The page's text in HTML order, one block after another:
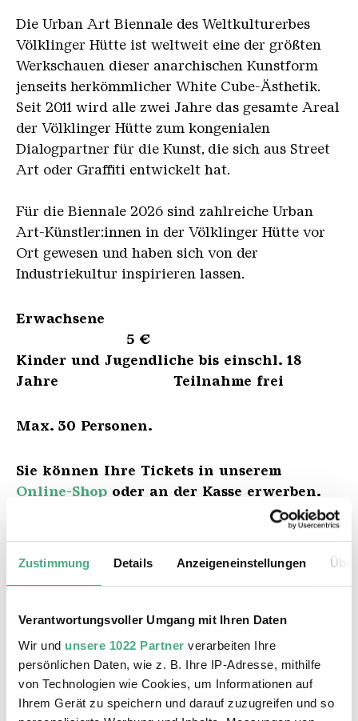
Zustimmung Details Anzeigeneinstellungen
Verantwortungsvoller Umgang mit Ihren Daten
Wir und unsere 1022 Partner verarbeiten Ihre
persönlichen Daten, wie z. B. Ihre IP-Adresse, mithilfe
von Technologien wie Cookies, um Informationen auf
Ihrem Gerät zu speichern und darauf zuzugreifen und so
Die Urban Art Biennale des Weltkulturerbes
Völklinger Hütte ist weltweit eine der größten
Werkschauen dieser anarchischen Kunstform
jenseits herkömmlicher White Cube-Ästhetik.
Seit 2011 wird alle zwei Jahre das gesamte Areal
der Völklinger Hütte zum kongenialen
Dialogpartner für die Kunst, die sich aus Street
Art oder Graffiti entwickelt hat.
Für die Biennale 2026 sind zahlreiche Urban
Art-Künstler:innen in der Völklinger Hütte vor
Ort gewesen und haben sich von der
Industriekultur inspirieren lassen.
Erwachsene
5 €
Kinder und Jugendliche bis einschl. 18
Jahre Teilnahme frei
Max. 30 Personen.
Sie können Ihre Tickets in unserem
Online-Shop oder an der Kasse erwerben.
ZUM TICKETSHOP
Das könnte Sie auch interessieren